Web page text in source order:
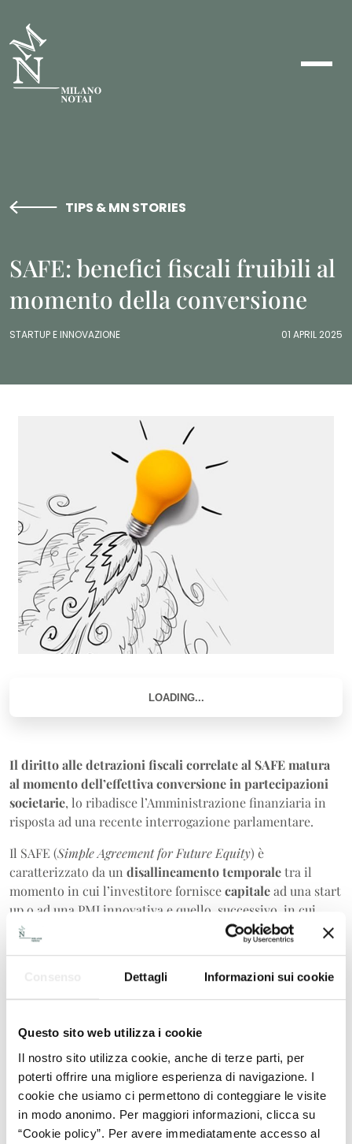
Dettagli Informazioni sui cookie
Questo sito web utilizza i cookie
Il nostro sito utilizza cookie, anche di terze parti, per
poterti offrire una migliore esperienza di navigazione. I
cookie che usiamo ci permettono di conteggiare le visite
in modo anonimo. Per maggiori informazioni, clicca su
“Cookie policy”. Per avere immediatamente accesso al
TIPS & MN STORIES
SAFE: benefici fiscali fruibili al
momento della conversione
STARTUP E INNOVAZIONE 01 APRIL 2025
Il diritto alle detrazioni fiscali correlate al SAFE matura
al momento dell’effettiva conversione in partecipazioni
societarie, lo ribadisce l’Amministrazione finanziaria in
risposta ad una recente interrogazione parlamentare.
Il SAFE (Simple Agreement for Future Equity) è
caratterizzato da un disallineamento temporaletra il
momento in cui l’investitore forniscecapitalead una start
up o ad una PMI innovativa e quello, successivo, in cui
avviene la
conversione in partecipazioni societarie.
Secondo l’Amministrazione, ai fini della nascita del diritto
al godimento delle agevolazioni, non rileva il momento
del versamento delle somme, ma solo quello della
valutativedovute alla possibile differenza tra il
versamento e ciò che si traduce in un effettivoaumento
del capitale sociale, di cui si vuole garantire l’effettività.
La risposta sottolinea anche che, costituendo
l’agevolazione un aiuto di Stato, una normativa che mira